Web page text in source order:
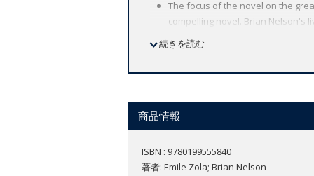
The focus of the novel on the
compelling novel. Brian Nelson's
Dames
The Introduction explores the
Respectable people...What
Unjustly deported to Devil's Island
city changed beyond recognition.
続きを読む
商品情報
ISBN : 9780199555840
著者: Emile Zola; Brian Nelson